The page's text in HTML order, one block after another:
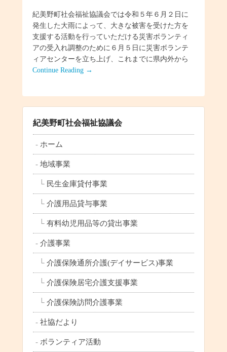
紀美野町社会福祉協議会では令和５年６月２日に
発生した大雨によって、大きな被害を受けた方を
支援する活動を行っていただける災害ボランティ
アの受入れ調整のために６月５日に災害ボランテ
ィアセンターを立ち上げ、これまでに県内外から
Continue Reading →
紀美野町社会福祉協議会
ホーム
地域事業
民生金庫貸付事業
介護用品貸与事業
有料幼児用品等の貸出事業
介護事業
介護保険通所介護(デイサービス)事業
介護保険居宅介護支援事業
介護保険訪問介護事業
社協だより
ボランティア活動